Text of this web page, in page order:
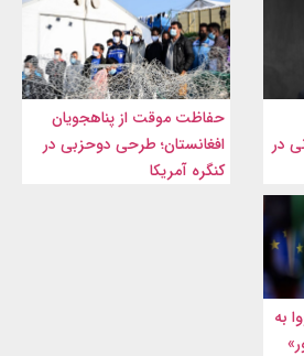
در
حفاظت موقت از پناهجویان
افغانستان؛ طرحی دوحزبی در
کنگره آمریکا
به